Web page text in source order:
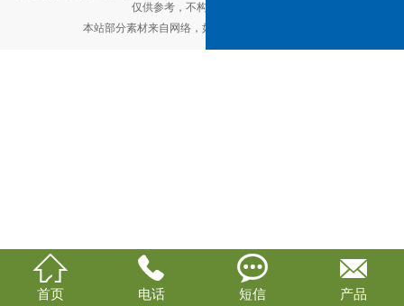

首页

电话

短信

产品
仅供参考，不构成交易依据。
本站部分素材来自网络，如有侵权，请联系删除。